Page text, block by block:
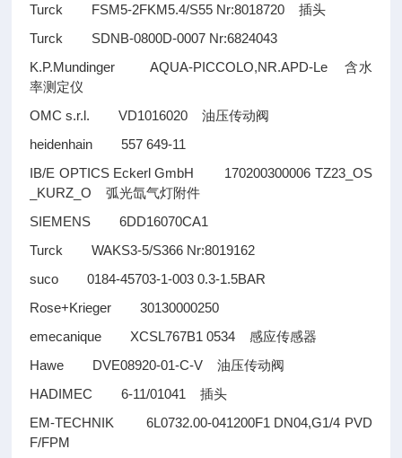
Turck FSM5-2FKM5.4/S55 Nr:8018720插头
Turck SDNB-0800D-0007 Nr:6824043
K.P.Mundinger AQUA-PICCOLO,NR.APD-Le 含水
率测定仪
OMC s.r.l. VD1016020油压传动阀
heidenhain 557 649-11
IB/E OPTICS Eckerl GmbH 170200300006 TZ23_OS
_KURZ_O弧光氙气灯附件
SIEMENS 6DD16070CA1
Turck WAKS3-5/S366 Nr:8019162
suco 0184-45703-1-003 0.3-1.5BAR
Rose+Krieger 30130000250
emecanique XCSL767B1 0534感应传感器
Hawe DVE08920-01-C-V油压传动阀
HADIMEC 6-11/01041插头
EM-TECHNIK 6L0732.00-041200F1 DN04,G1/4 PVD
F/FPM